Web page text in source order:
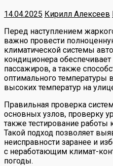
14.04.2025 Кирилл Алексеев
Перед наступлением
важно провести
климатической системы
кондиционера
пассажиров, а также
оптимального температуры
высоких температур на
Правильная проверка
основных узлов, проверку
также тестирование работы
Такой подход позволяет
неисправности заранее и
с неработающим климат-
погоды.